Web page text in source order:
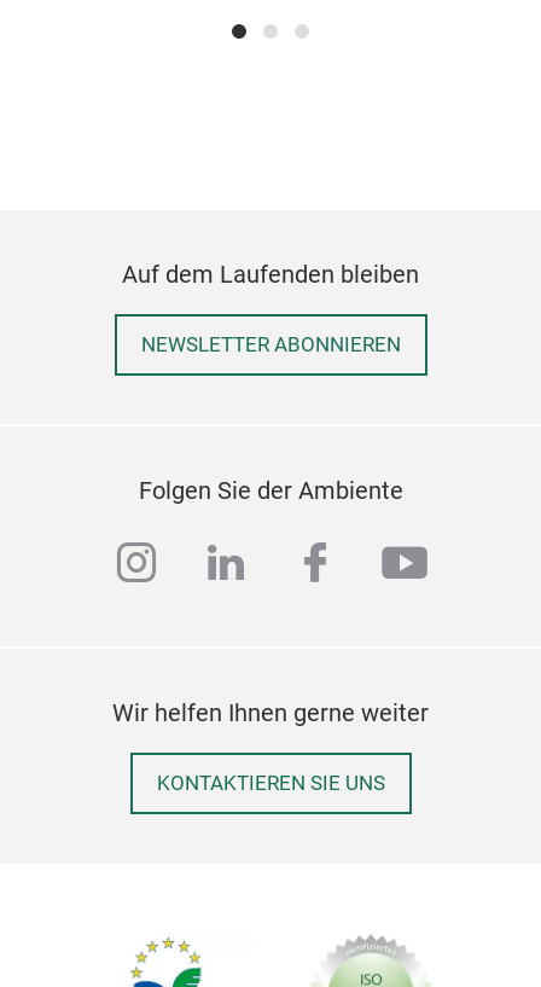
Auf dem Laufenden bleiben
NEWSLETTER ABONNIEREN
Folgen Sie der Ambiente
instagram
linkedinfacebook
Wir helfen Ihnen gerne weiter
KONTAKTIEREN SIE UNS